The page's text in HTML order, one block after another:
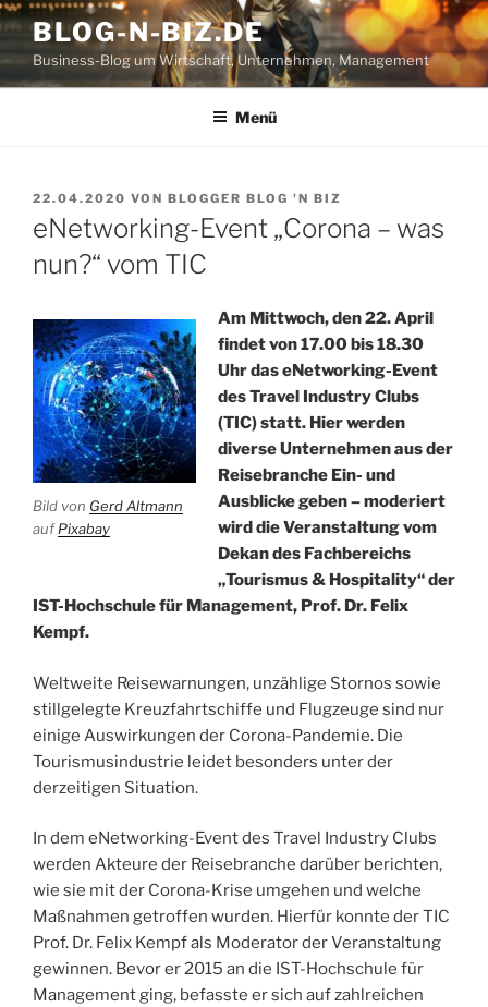
Zum
Inhalt
springen
BLOG-N-BIZ.DE
Business-Blog um Wirtschaft, Unternehmen, Management
Menü
VERÖFFENTLICHT
AM
22.04.2020 VON BLOGGER BLOG 'N BIZ
eNetworking-Event „Corona – was
nun?“ vom TIC
Bild von Gerd Altmann
aufPixabay
Am Mittwoch, den 22. April
findet von 17.00 bis 18.30
Uhr das eNetworking-Event
des Travel Industry Clubs
(TIC) statt. Hier werden
diverse Unternehmen aus der
Reisebranche Ein- und
Ausblicke geben – moderiert
wird die Veranstaltung vom
Dekan des Fachbereichs
„Tourismus & Hospitality“ der
IST-Hochschule für Management, Prof. Dr. Felix
Kempf.
Weltweite Reisewarnungen, unzählige Stornos sowie
stillgelegte Kreuzfahrtschiffe und Flugzeuge sind nur
einige Auswirkungen der Corona-Pandemie. Die
Tourismusindustrie leidet besonders unter der
derzeitigen Situation.
In dem eNetworking-Event des Travel Industry Clubs
werden Akteure der Reisebranche darüber berichten,
wie sie mit der Corona-Krise umgehen und welche
Maßnahmen getroffen wurden. Hierfür konnte der TIC
Prof. Dr. Felix Kempf als Moderator der Veranstaltung
gewinnen. Bevor er 2015 an die IST-Hochschule für
Management ging, befasste er sich auf zahlreichen